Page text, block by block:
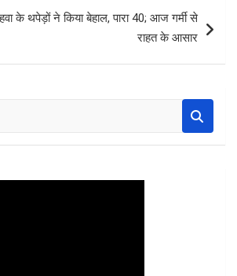
pहवा के थपेड़ों ने किया बेहाल, पारा 40; आज गर्मी से
राहत के आसार